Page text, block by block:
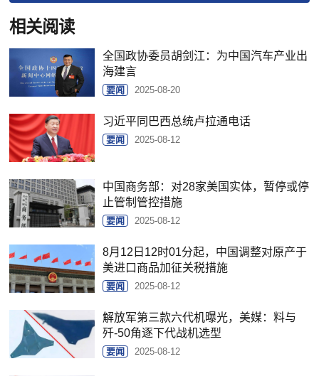
相关阅读
全国政协委员胡剑江：为中国汽车产业出
海建言
要闻 2025-08-20
习近平同巴西总统卢拉通电话
要闻 2025-08-12
中国商务部：对28家美国实体，暂停或停
止管制管控措施
要闻 2025-08-12
8月12日12时01分起，中国调整对原产于
美进口商品加征关税措施
要闻 2025-08-12
解放军第三款六代机曝光，美媒：料与
歼-50角逐下代战机选型
要闻 2025-08-12